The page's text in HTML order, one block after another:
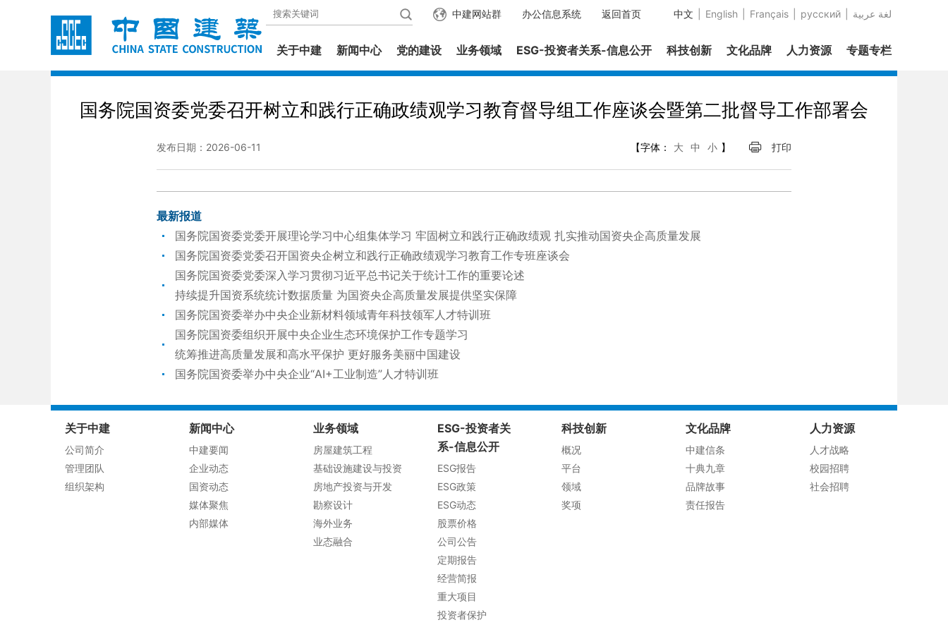
中文 English Français русский عربية‎ لغة 返回首页
办公信息系统
中建网站群
关于中建 新闻中心 党的建设 业务领域 ESG-投资者关系-信息公开 科技创新 文化品牌 人力资源 专题专栏
国务院国资委党委召开树立和践行正确政绩观学习教育督导组工作座谈会暨第二批督导工作部署会
发布日期：2026-06-11 【字体： 大 中 小 】 打印
最新报道
国务院国资委党委开展理论学习中心组集体学习 牢固树立和践行正确政绩观 扎实推动国资央企高质量发展
国务院国资委党委召开国资央企树立和践行正确政绩观学习教育工作专班座谈会
国务院国资委党委深入学习贯彻习近平总书记关于统计工作的重要论述
持续提升国资系统统计数据质量 为国资央企高质量发展提供坚实保障
国务院国资委举办中央企业新材料领域青年科技领军人才特训班
国务院国资委组织开展中央企业生态环境保护工作专题学习
统筹推进高质量发展和高水平保护 更好服务美丽中国建设
国务院国资委举办中央企业“AI+工业制造”人才特训班
关于中建
公司简介
管理团队
组织架构
新闻中心
中建要闻
企业动态
国资动态
媒体聚焦
内部媒体
业务领域
房屋建筑工程
基础设施建设与投资
房地产投资与开发
勘察设计
海外业务
业态融合
ESG-投资者关
系-信息公开
ESG报告
ESG政策
ESG动态
股票价格
公司公告
定期报告
经营简报
重大项目
投资者保护
科技创新
概况
平台
领域
奖项
文化品牌
中建信条
十典九章
品牌故事
责任报告
人力资源
人才战略
校园招聘
社会招聘